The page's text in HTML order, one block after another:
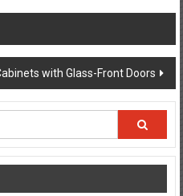
with Glass-Front Doors